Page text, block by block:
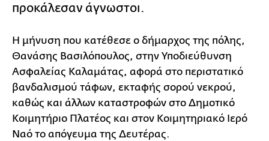
προκάλεσαν άγνωστοι.
Η μήνυση που κατέθεσε ο δήμαρχος της πόλης,
Θανάσης Βασιλόπουλος, στην Υποδιεύθυνση
Ασφαλείας Καλαμάτας, αφορά στο περιστατικό
βανδαλισμού τάφων, εκταφής σορού νεκρού,
καθώς και άλλων καταστροφών στο Δημοτικό
Κοιμητήριο Πλατέος και στον Κοιμητηριακό Ιερό
Ναό το απόγευμα της Δευτέρας.